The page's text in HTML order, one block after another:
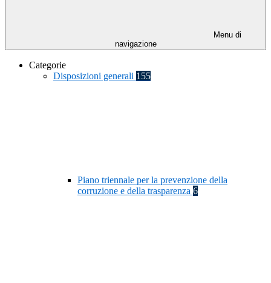
Menu di
navigazione
Categorie
Disposizioni generali 155
Piano triennale per la prevenzione della
corruzione e della trasparenza 6